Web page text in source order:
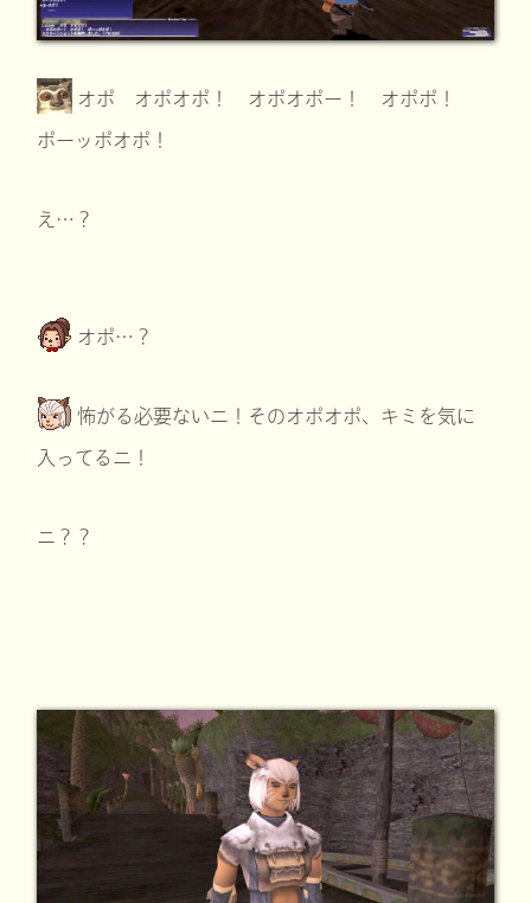
オポ オポオポ！ オポオポー！ オポポ！
ポーッポオポ！
え…？
オポ…？
怖がる必要ないニ！そのオポオポ、キミを気に
入ってるニ！
ニ？？